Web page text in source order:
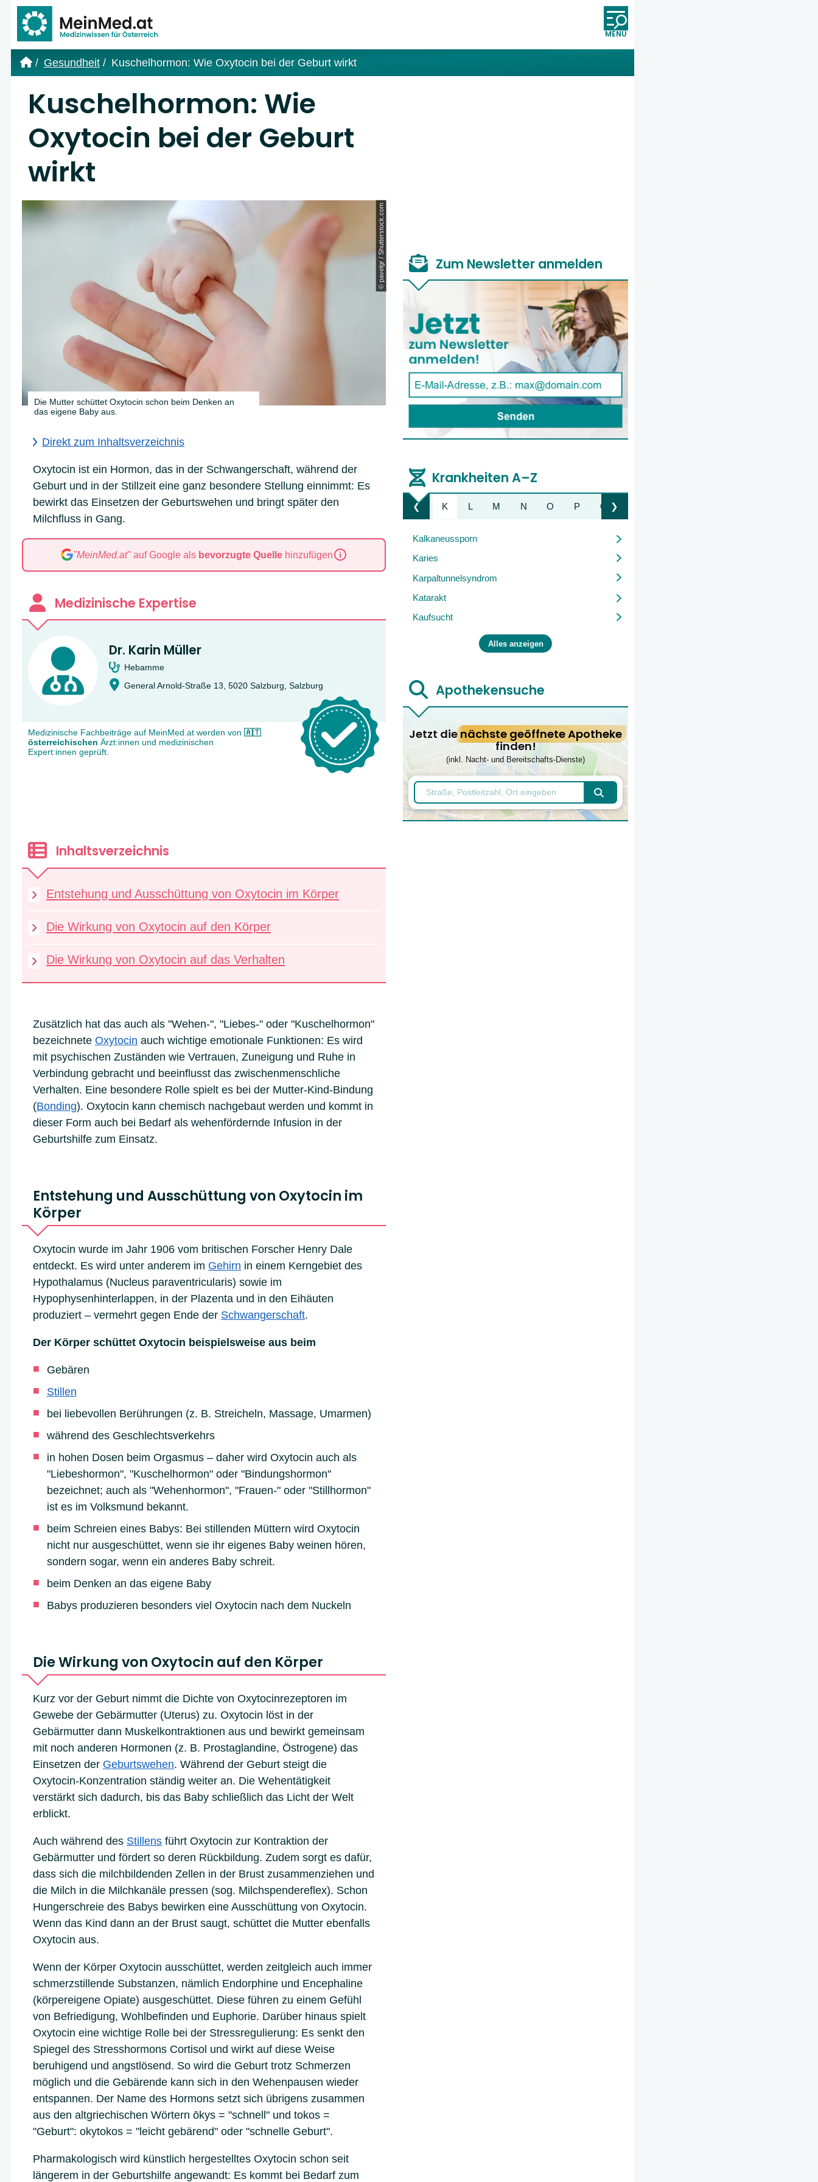
Öffnet und schließt die
Gesundheit Kuschelhormon: Wie Oxytocin bei der Geburt wirkt
Kuschelhormon: Wie
Oxytocin bei der Geburt
wirkt
Die Mutter schüttet Oxytocin schon beim Denken an
das eigene Baby aus.
© pavelgr / Shutterstock.com
Direkt zum Inhaltsverzeichnis
Oxytocin ist ein Hormon, das in der Schwangerschaft, während der
Geburt und in der Stillzeit eine ganz besondere Stellung einnimmt: Es
bewirkt das Einsetzen der Geburtswehen und bringt später den
Milchfluss in Gang.
"MeinMed.at"auf Google als bevorzugte Quellehinzufügen
Medizinische Expertise
Dr. Karin Müller
Hebamme
General Arnold-Straße 13, 5020 Salzburg, Salzburg
Medizinische Fachbeiträge auf MeinMed.at werden von 🇦🇹
österreichischen Ärzt:innen und medizinischen
Expert:innen geprüft.
Inhaltsverzeichnis
Entstehung und Ausschüttung von Oxytocin im Körper
Die Wirkung von Oxytocin auf den Körper
Die Wirkung von Oxytocin auf das Verhalten
Zusätzlich hat das auch als "Wehen-", "Liebes-" oder "Kuschelhormon"
bezeichnete Oxytocin auch wichtige emotionale Funktionen: Es wird
mit psychischen Zuständen wie Vertrauen, Zuneigung und Ruhe in
Verbindung gebracht und beeinflusst das zwischenmenschliche
Verhalten. Eine besondere Rolle spielt es bei der Mutter-Kind-Bindung
(Bonding). Oxytocin kann chemisch nachgebaut werden und kommt in
dieser Form auch bei Bedarf als wehenfördernde Infusion in der
Geburtshilfe zum Einsatz.
Entstehung und Ausschüttung von Oxytocin im
Körper
Oxytocin wurde im Jahr 1906 vom britischen Forscher Henry Dale
entdeckt. Es wird unter anderem im Gehirn in einem Kerngebiet des
Hypothalamus (Nucleus paraventricularis) sowie im
Hypophysenhinterlappen, in der Plazenta und in den Eihäuten
produziert – vermehrt gegen Ende der Schwangerschaft.
Der Körper schüttet Oxytocin beispielsweise aus beim
Gebären
Stillen
bei liebevollen Berührungen (z. B. Streicheln, Massage, Umarmen)
während des Geschlechtsverkehrs
in hohen Dosen beim Orgasmus – daher wird Oxytocin auch als
"Liebeshormon", "Kuschelhormon" oder "Bindungshormon"
bezeichnet; auch als "Wehenhormon", "Frauen-" oder "Stillhormon"
ist es im Volksmund bekannt.
beim Schreien eines Babys: Bei stillenden Müttern wird Oxytocin
nicht nur ausgeschüttet, wenn sie ihr eigenes Baby weinen hören,
sondern sogar, wenn ein anderes Baby schreit.
beim Denken an das eigene Baby
Babys produzieren besonders viel Oxytocin nach dem Nuckeln
Die Wirkung von Oxytocin auf den Körper
Kurz vor der Geburt nimmt die Dichte von Oxytocinrezeptoren im
Gewebe der Gebärmutter (Uterus) zu. Oxytocin löst in der
Gebärmutter dann Muskelkontraktionen aus und bewirkt gemeinsam
mit noch anderen Hormonen (z. B. Prostaglandine, Östrogene) das
Einsetzen der Geburtswehen. Während der Geburt steigt die
Oxytocin-Konzentration ständig weiter an. Die Wehentätigkeit
verstärkt sich dadurch, bis das Baby schließlich das Licht der Welt
erblickt.
Auch während des Stillens führt Oxytocin zur Kontraktion der
Gebärmutter und fördert so deren Rückbildung. Zudem sorgt es dafür,
dass sich die milchbildenden Zellen in der Brust zusammenziehen und
die Milch in die Milchkanäle pressen (sog. Milchspendereflex). Schon
Hungerschreie des Babys bewirken eine Ausschüttung von Oxytocin.
Wenn das Kind dann an der Brust saugt, schüttet die Mutter ebenfalls
Oxytocin aus.
Wenn der Körper Oxytocin ausschüttet, werden zeitgleich auch immer
schmerzstillende Substanzen, nämlich Endorphine und Encephaline
(körpereigene Opiate) ausgeschüttet. Diese führen zu einem Gefühl
von Befriedigung, Wohlbefinden und Euphorie. Darüber hinaus spielt
Oxytocin eine wichtige Rolle bei der Stressregulierung: Es senkt den
Spiegel des Stresshormons Cortisol und wirkt auf diese Weise
beruhigend und angstlösend. So wird die Geburt trotz Schmerzen
möglich und die Gebärende kann sich in den Wehenpausen wieder
entspannen. Der Name des Hormons setzt sich übrigens zusammen
aus den altgriechischen Wörtern ōkys = "schnell" und tokos =
"Geburt": okytokos = "leicht gebärend" oder "schnelle Geburt".
Pharmakologisch wird künstlich hergestelltes Oxytocin schon seit
längerem in der Geburtshilfe angewandt: Es kommt bei Bedarf zum
Zum Newsletter anmelden
Krankheiten A–Z
❮Liste nach links bewegen
A B C D E F J K L M N O P Q ❯Liste nach rechts bewegen
Kalkaneussporn
Karies
Karpaltunnelsyndrom
Katarakt
Kaufsucht
Alles anzeigen
Apothekensuche
Jetzt die nächste geöffnete Apotheke
finden!
(inkl. Nacht- und Bereitschafts-Dienste)
Apotheken finden